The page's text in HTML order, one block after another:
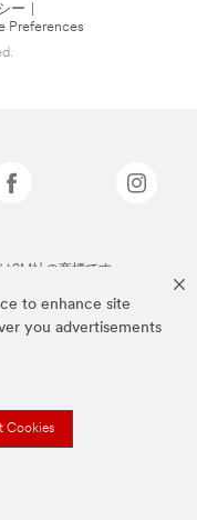
to enhance site
you advertisements
Cookies
ー
Preferences
3M社の商標です。